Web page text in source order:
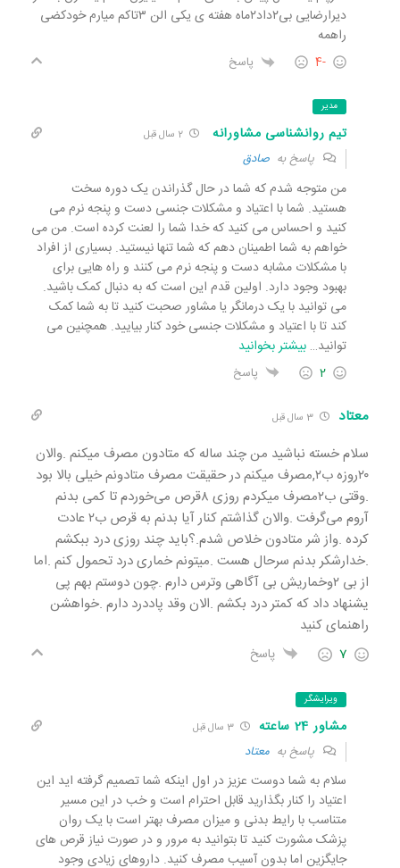
دیرارضایی بی۲داد۲ماه هفته ی یکی الن ۳تاکم میارم خودکضی
راهمه
-4 پاسخ
مدیر
تیم روانشناسی مشاورانه
پاسخ به صادق
من متوجه شدم که شما در حال گذراندن یک دوره سخت
هستید. شما با اعتیاد و مشکلات جنسی دست و پنجه نرم می
کنید و احساس می کنید که خدا شما را لعنت کرده است. من می
خواهم به شما اطمینان دهم که شما تنها نیستید. بسیاری از افراد
با مشکلات مشابه دست و پنجه نرم می کنند و راه هایی برای
بهبود وجود دارد. اولین قدم این است که به دنبال کمک باشید.
می توانید با یک درمانگر یا مشاور صحبت کنید تا به شما کمک
کند تا با اعتیاد و مشکلات جنسی خود کنار بیایید. همچنین می
توانید… بیشتر بخوانید
2 پاسخ
معتاد 3 سال قبل
سلام خسته نباشید من چند ساله که متادون مصرف میکنم .والان
۲۰روزه ب۲,مصرف میکنم در حقیقت مصرف متادونم خیلی بالا بود
.وقتی ب۲مصرف میکردم روزی ۸قرص می‌خوردم تا کمی بدنم
آروم می‌گرفت .والان گذاشتم کنار آیا بدنم به قرص ب۲‌ عادت
کرده .واز شر متادون خلاص شدم.؟باید چند روزی درد ببکشم
.خدارشکر بدنم سرحال هست .میتونم خماری درد تحمول کنم .اما
از بی ۲وخماریش بی آگاهی وترس دارم .چون دوستم بهم پی
یشنهاد داد که کمتر درد بکشم .الان وقد پاددرد دارم .خواهشن
راهنمای کنید
7 پاسخ
ویرایشگر
مشاور 24 ساعته 3 سال قبل
پاسخ به معتاد
سلام به شما دوست عزیز در اول اینکه شما تصمیم گرفته اید این
اعتیاد را کنار بگذارید قابل احترام است و خب در این مسیر
متناسب با رایط بدنی و میزان مصرف بهتر است با یک روان
پزشک مشورت کنید تا بتوانید به مرور و در صورت نیاز قرص های
جایگزین اما بدون آسیب مصرف کنید. دارو‌های زیادی وجود